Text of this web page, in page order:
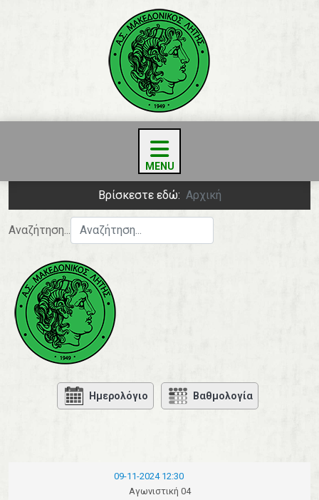
Βρίσκεστε εδώ: Αρχική
Αναζήτηση...
Ημερολόγιο Βαθμολογία
09-11-2024 12:30
Αγωνιστική 04